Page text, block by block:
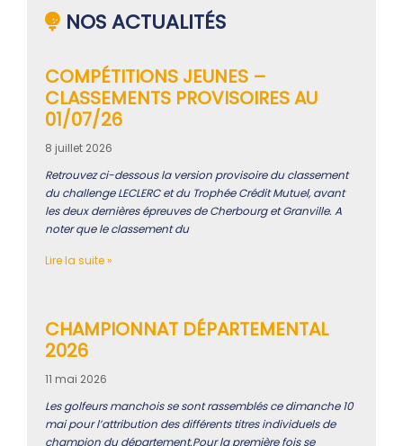
NOS ACTUALITÉS
COMPÉTITIONS JEUNES –
CLASSEMENTS PROVISOIRES AU
01/07/26
8 juillet 2026
Retrouvez ci-dessous la version provisoire du classement
du challenge LECLERC et du Trophée Crédit Mutuel, avant
les deux dernières épreuves de Cherbourg et Granville. A
noter que le classement du
Lire la suite »
CHAMPIONNAT DÉPARTEMENTAL
2026
11 mai 2026
Les golfeurs manchois se sont rassemblés ce dimanche 10
mai pour l’attribution des différents titres individuels de
champion du département.Pour la première fois se